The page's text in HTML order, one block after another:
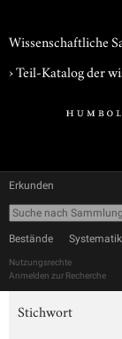
Wissenschaftliche
› Teil-Katalog der
Erkunden
Bestände Systematik
Nutzungsrechte
Anmelden zur Recherche
Stichwort